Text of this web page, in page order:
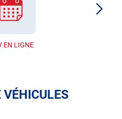
EN LIGNE
VÉHICULES